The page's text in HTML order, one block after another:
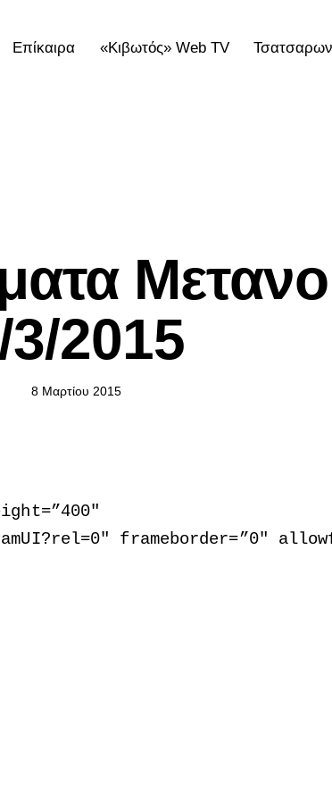
Επίκαιρα «Κιβωτός» Web TV
3/2015
8 Μαρτίου 2015
frameborder=”0″